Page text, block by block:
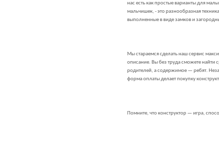
нас есть как простые варианты для
мальчишек, - это разнообразная
выполненные в виде замков и
Мы стараемся сделать наш сервис
описание. Вы без труда сможете найти
родителей, а содержимое — ребят.
форма оплаты делает покупку
Помните, что конструктор — игра,